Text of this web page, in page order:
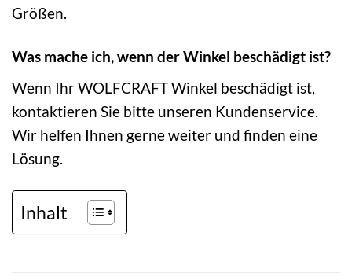
Größen.
Was mache ich, wenn der Winkel beschädigt ist?
Wenn Ihr WOLFCRAFT Winkel beschädigt ist,
kontaktieren Sie bitte unseren Kundenservice.
Wir helfen Ihnen gerne weiter und finden eine
Lösung.
Inhalt